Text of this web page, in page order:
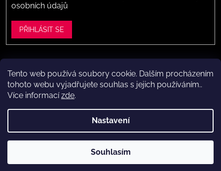
Tento web používá soubory cookie. Dalším procházením
tohoto webu vyjadřujete souhlas s jejich používáním..
Více informacízde.
Nastavení
Souhlasím
osobních údajů
PŘIHLÁSIT SE
Vytvořil Shoptet
ve Vestci (kousek za Prahou) – nožky změříme a poradíme s